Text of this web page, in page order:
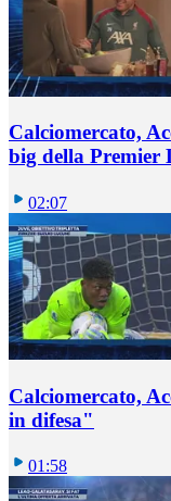
Calciomercato,
big della Premier
02:07
Calciomercato,
in difesa"
01:58